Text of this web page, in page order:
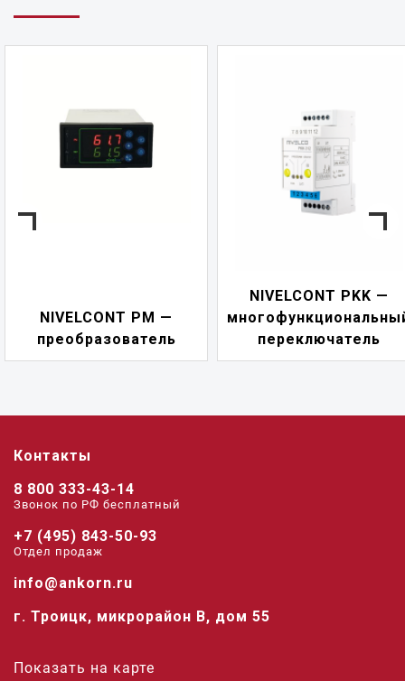
NIVELCONT PM —
преобразователь
NIVELCONT PKK —
переключатель
Контакты
8 800 333-43-14
Звонок по РФ беcплатный
+7 (495) 843-50-93
Отдел продаж
info@ankorn.ru
г. Троицк, микрорайон В, дом 55
Показать на карте